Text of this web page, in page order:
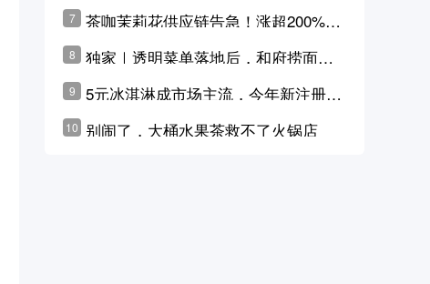
原奶价格现回暖迹象
7
茶咖茉莉花供应链告急！涨超200%，
横州花价冲破50元一斤
8
独家｜透明菜单落地后，和府捞面李
学林公布未来10年计划
9
5元冰淇淋成市场主流，今年新注册相
10 别闹了，大桶水果茶救不了火锅店